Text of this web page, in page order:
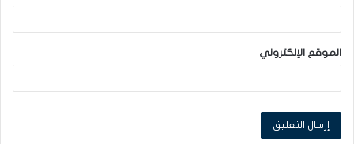
الموقع الإلكتروني